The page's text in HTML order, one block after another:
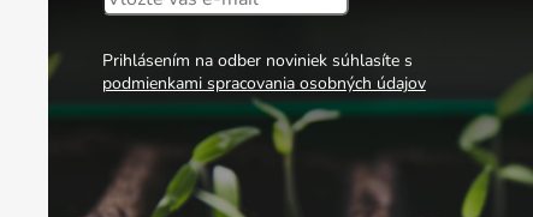
Prihlásením na odber noviniek súhlasíte s
podmienkami spracovania osobných údajov